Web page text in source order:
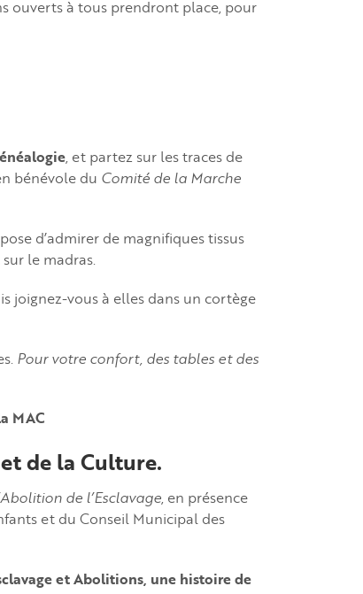
ouverts à tous prendront place, pour
, et partez sur les traces de
bénévole du Comité de la Marche
d’admirer de magnifiques tissus
le madras.
joignez-vous à elles dans un cortège
Pour votre confort, des tables et des
MAC
de la Culture.
de l’Esclavage, en présence
et du Conseil Municipal des
et Abolitions, une histoire de